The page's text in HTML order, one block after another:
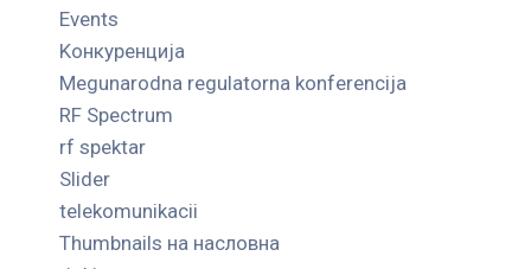
Events
Kонкуренција
Megunarodna regulatorna konferencija
RF Spectrum
rf spektar
Slider
telekomunikacii
Thumbnails на насловна